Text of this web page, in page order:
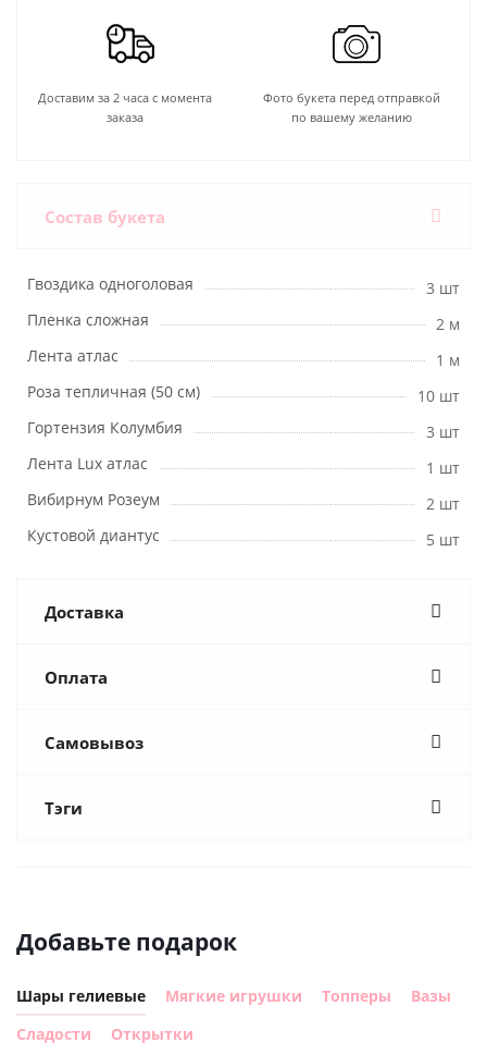
Доставим за 2 часа с момента
заказа
Фото букета перед отправкой
по вашему желанию
Состав букета
Гвоздика одноголовая
3 шт
Пленка сложная
2 м
Лента атлас
1 м
Роза тепличная (50 см)
10 шт
Гортензия Колумбия
3 шт
Лента Lux атлас
1 шт
Вибирнум Розеум
2 шт
Кустовой диантус
5 шт
Доставка
Оплата
Самовывоз
Тэги
Добавьте подарок
Шары гелиевые Мягкие игрушки Топперы
Вазы
Сладости
Открытки